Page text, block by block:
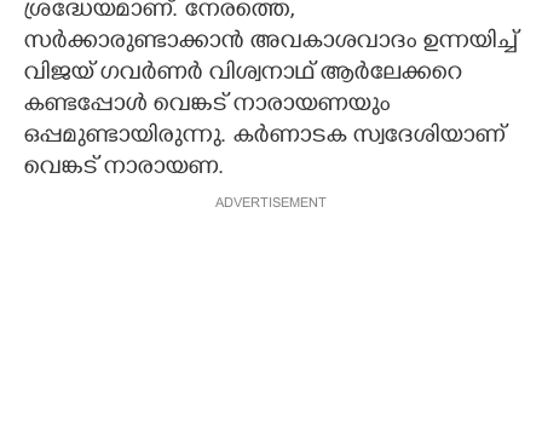
ശ്രദ്ധേയമാണ്. നേരത്തെ,
സര്‍ക്കാരുണ്ടാക്കാന്‍ അവകാശവാദം ഉന്നയിച്ച്
വിജയ് ഗവര്‍ണര്‍ വിശ്വനാഥ് ആര്‍ലേക്കറെ
കണ്ടപ്പോള്‍ വെങ്കട് നാരായണയും
ഒപ്പമുണ്ടായിരുന്നു. കര്‍ണാടക സ്വദേശിയാണ്
വെങ്കട് നാരായണ.
ADVERTISEMENT